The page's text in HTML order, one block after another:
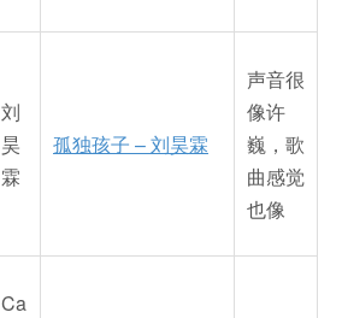
刘
昊
霖
孤独孩子 – 刘昊霖
声音很
像许
巍，歌
曲感觉
也像
Ca